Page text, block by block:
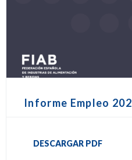
Informe Empleo
DESCARGAR PDF